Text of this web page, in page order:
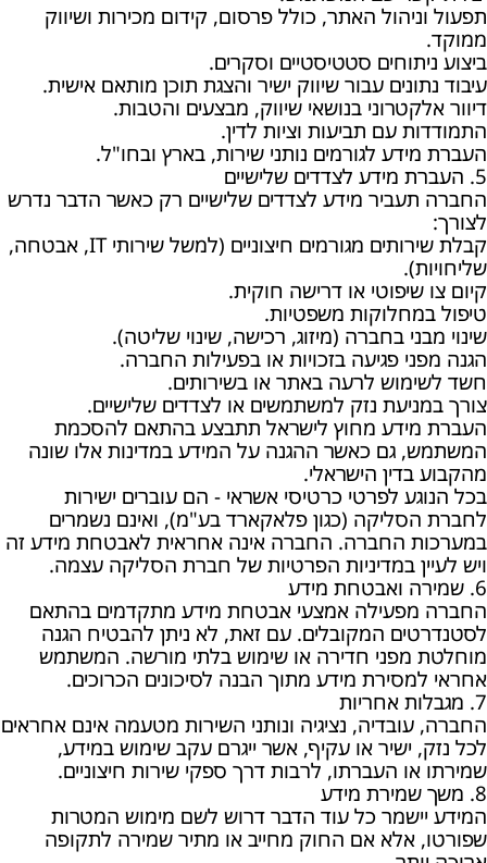
תפעול וניהול האתר, כולל פרסום, קידום מכירות ושיווק
ממוקד.
ביצוע ניתוחים סטטיסטיים וסקרים.
עיבוד נתונים עבור שיווק ישיר והצגת תוכן מותאם אישית.
דיוור אלקטרוני בנושאי שיווק, מבצעים והטבות.
התמודדות עם תביעות וציות לדין.
העברת מידע לגורמים נותני שירות, בארץ ובחו"ל.
5. העברת מידע לצדדים שלישיים
החברה תעביר מידע לצדדים שלישיים רק כאשר הדבר נדרש
לצורך:
קבלת שירותים מגורמים חיצוניים (למשל שירותי IT, אבטחה,
שליחויות).
קיום צו שיפוטי או דרישה חוקית.
טיפול במחלוקות משפטיות.
שינוי מבני בחברה (מיזוג, רכישה, שינוי שליטה).
הגנה מפני פגיעה בזכויות או בפעילות החברה.
חשד לשימוש לרעה באתר או בשירותים.
צורך במניעת נזק למשתמשים או לצדדים שלישיים.
העברת מידע מחוץ לישראל תתבצע בהתאם להסכמת
המשתמש, גם כאשר ההגנה על המידע במדינות אלו שונה
מהקבוע בדין הישראלי.
בכל הנוגע לפרטי כרטיסי אשראי - הם עוברים ישירות
לחברת הסליקה (כגון פלאקארד בע"מ), ואינם נשמרים
במערכות החברה. החברה אינה אחראית לאבטחת מידע זה
ויש לעיין במדיניות הפרטיות של חברת הסליקה עצמה.
6. שמירה ואבטחת מידע
החברה מפעילה אמצעי אבטחת מידע מתקדמים בהתאם
לסטנדרטים המקובלים. עם זאת, לא ניתן להבטיח הגנה
מוחלטת מפני חדירה או שימוש בלתי מורשה. המשתמש
אחראי למסירת מידע מתוך הבנה לסיכונים הכרוכים.
7. מגבלות אחריות
החברה, עובדיה, נציגיה ונותני השירות מטעמה אינם אחראים
לכל נזק, ישיר או עקיף, אשר ייגרם עקב שימוש במידע,
שמירתו או העברתו, לרבות דרך ספקי שירות חיצוניים.
8. משך שמירת מידע
המידע יישמר כל עוד הדבר דרוש לשם מימוש המטרות
שפורטו, אלא אם החוק מחייב או מתיר שמירה לתקופה